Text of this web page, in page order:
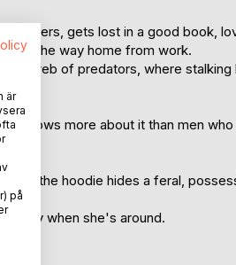
gets lost in a good book,
on the way home from work.
a web of predators, where
knows more about it than men
the hoodie hides a feral,
only when she's around.
är
på